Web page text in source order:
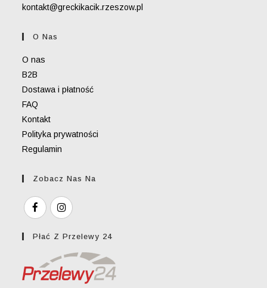
kontakt@greckikacik.rzeszow.pl
O Nas
O nas
B2B
Dostawa i płatność
FAQ
Kontakt
Polityka prywatności
Regulamin
Zobacz Nas Na
Płać Z Przelewy 24